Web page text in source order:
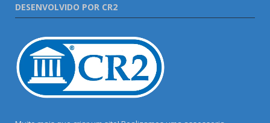
DESENVOLVIDO POR CR2